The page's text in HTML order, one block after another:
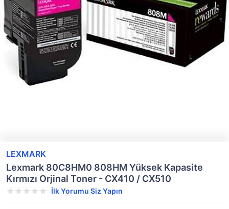
LEXMARK
Lexmark 80C8HM0 808HM Yüksek Kapasite
Kırmızı Orjinal Toner - CX410 / CX510
İlk Yorumu Siz Yapın